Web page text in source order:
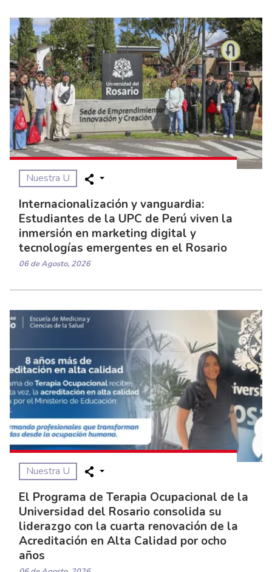
Nuestra U
Internacionalización y vanguardia:
Estudiantes de la UPC de Perú viven la
inmersión en marketing digital y
tecnologías emergentes en el Rosario
06 de Agosto, 2026
Nuestra U
El Programa de Terapia Ocupacional de la
Universidad del Rosario consolida su
liderazgo con la cuarta renovación de la
Acreditación en Alta Calidad por ocho
años